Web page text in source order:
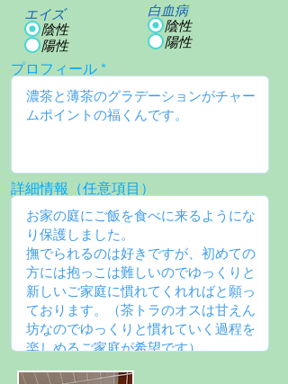
エイズ
陰性
陽性
白血病
陰性
陽性
プロフィール
詳細情報（任意項目）